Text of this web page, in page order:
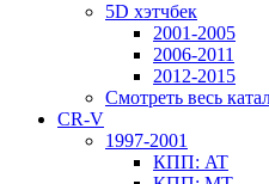
5D хэтчбек
2001-2005
2006-2011
2012-2015
Смотреть весь
CR-V
1997-2001
КПП: AT